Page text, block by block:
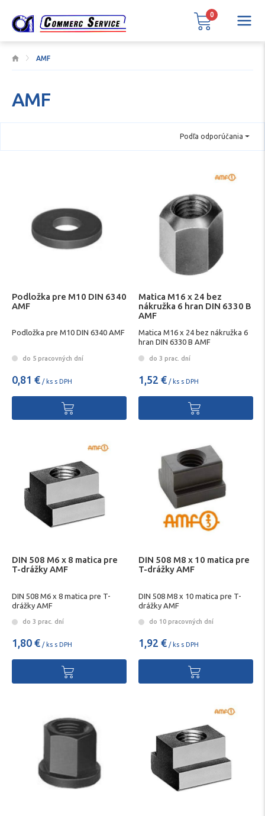
AMF
AMF
Podľa odporúčania
Podložka pre M10 DIN 6340
AMF
Podložka pre M10 DIN 6340 AMF
do 5 pracovných dní
0,81 € / ks s DPH
Matica M16 x 24 bez
nákružka 6 hran DIN 6330 B
AMF
Matica M16 x 24 bez nákružka 6
hran DIN 6330 B AMF
do 3 prac. dní
1,52 € / ks s DPH
DIN 508 M6 x 8 matica pre
T-drážky AMF
DIN 508 M6 x 8 matica pre T-
drážky AMF
do 3 prac. dní
1,80 € / ks s DPH
DIN 508 M8 x 10 matica pre
T-drážky AMF
DIN 508 M8 x 10 matica pre T-
drážky AMF
do 10 pracovných dní
1,92 € / ks s DPH
0